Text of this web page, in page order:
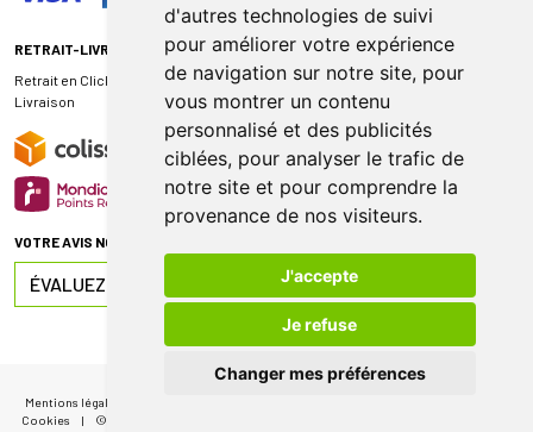
d'autres technologies de suivi
pour améliorer votre expérience
de navigation sur notre site, pour
vous montrer un contenu
personnalisé et des publicités
ciblées, pour analyser le trafic de
notre site et pour comprendre la
provenance de nos visiteurs.
J'accepte
Je refuse
Changer mes préférences
RETRAIT-LIVRAISON
Retrait en Click & Collect
Livraison
VOTRE AVIS NOUS INTÉRESSE
ÉVALUEZ-NOUS SUR
Mentions légales
Cookies
| © 2026 Pharmacie de Sauternes